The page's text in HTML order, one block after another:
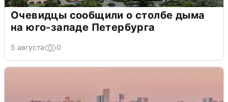
Очевидцы сообщили о столбе дыма
на юго-западе Петербурга
5 августа 0